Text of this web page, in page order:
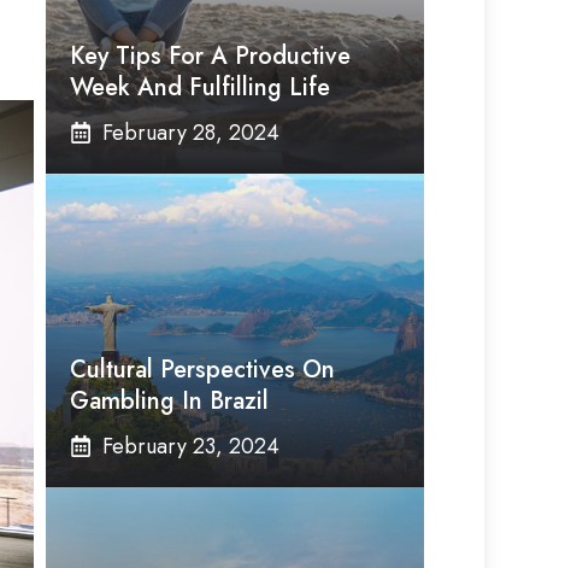
Key Tips For A Productive
Week And Fulfilling Life
February 28, 2024
Cultural Perspectives On
Gambling In Brazil
February 23, 2024